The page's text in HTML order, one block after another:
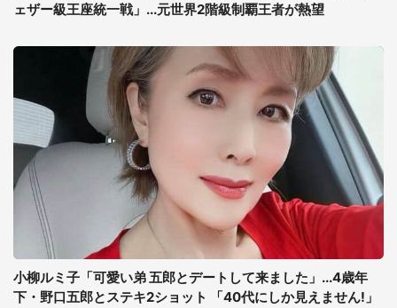
ェザー級王座統一戦」...元世界2階級制覇王者が熱望
小柳ルミ子「可愛い弟 五郎とデートして来ました」...4歳年
下・野口五郎とステキ2ショット 「40代にしか見えません!」